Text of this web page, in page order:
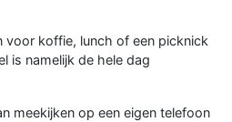
voor koffie, lunch of een picknick
is namelijk de hele dag
meekijken op een eigen telefoon